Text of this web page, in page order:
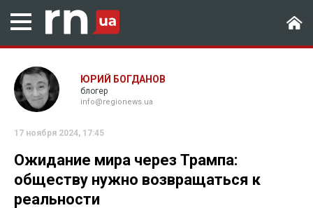
ЮРИЙ БОГДАНОВ
блогер
info@regionews.ua
17 ноября 2024, 17:45
Ожидание мира через Трампа:
обществу нужно возвращаться к
реальности